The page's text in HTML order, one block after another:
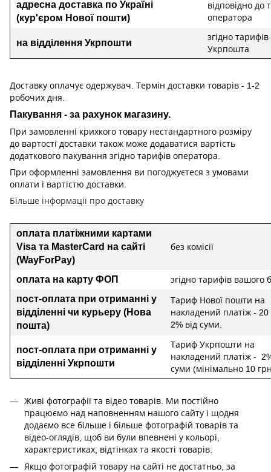
адресна доставка по Україні
(кур'єром Нової пошти)
відповідно до
оператора
на відділення Укрпошти
згідно тарифів
Укрпошта
Доставку оплачує одержувач. Термін доставки товарів - 1-2
робочих дня.
Пакування - за рахунок магазину.
При замовленні крихкого товару нестандартного розміру
до вартості доставки також може додаватися вартість
додаткового пакування згідно тарифів оператора.
При оформленні замовлення ви погоджуєтеся з умовами
оплати і вартістю доставки.
Більше інформації про доставку
оплата платіжними картами
Visa та MasterCard на сайті
(WayForPay)
без комісії
оплата на карту ФОП згідно тарифів вашого
пост-оплата при отриманні у
відділенні чи курьеру (Нова
пошта)
Тариф Нової пошти на
накладений платіж - 20
2% від суми.
пост-оплата при отриманні у
відділенні Укрпошти
Тариф Укрпошти на
накладений платіж -
суми (мінімально 10
Живі фотографії та відео товарів. Ми постійно
працюємо над наповненням нашого сайту і щодня
додаємо все більше і більше фотографій товарів та
відео-оглядів, щоб ви були впевнені у кольорі,
характеристиках, відтінках та якості товарів.
Якщо фотографій товару на сайті не достатньо, за